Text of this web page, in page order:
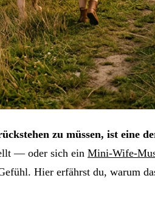
zu müssen, ist eine
— oder sich ein Mini-Wife-
Hier erfährst du, warum